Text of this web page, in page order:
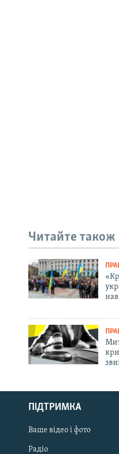
Русский
Qırımtatar
ДОЛУЧАЙСЯ!
Читайте також
ПІДТРИМКА
Ваше відео і фото
Радіо